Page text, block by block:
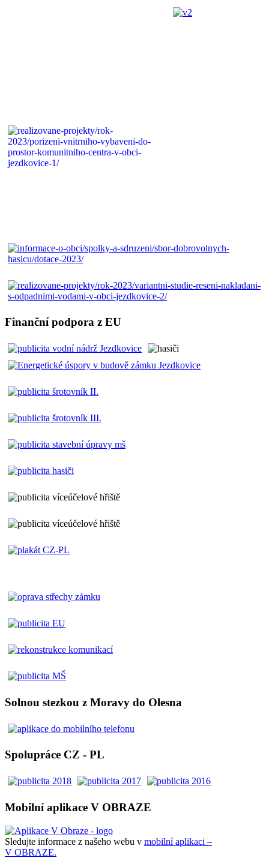
Finanční podpora z EU
Solnou stezkou z Moravy do Olesna
Spolupráce CZ - PL
Mobilní aplikace V OBRAZE
Sledujte informace z našeho webu v mobilní aplikaci –
V OBRAZE.